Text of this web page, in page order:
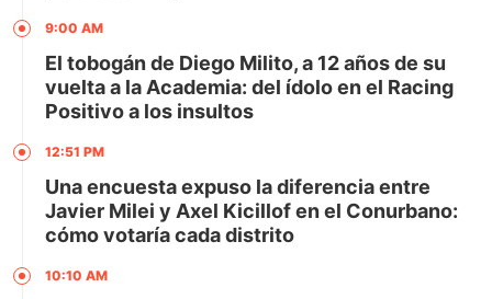
9:00 AM
El tobogán de Diego Milito, a 12 años de su
vuelta a la Academia: del ídolo en el Racing
Positivo a los insultos
12:51 PM
Una encuesta expuso la diferencia entre
Javier Milei y Axel Kicillof en el Conurbano:
cómo votaría cada distrito
10:10 AM